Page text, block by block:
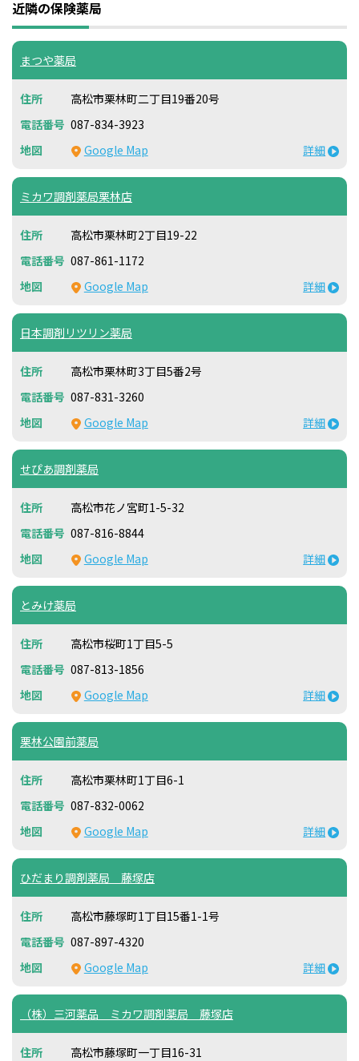
近隣の保険薬局
まつや薬局
高松市栗林町二丁目19番20号
087-834-3923
Google Map
詳細
ミカワ調剤薬局栗林店
高松市栗林町2丁目19-22
087-861-1172
Google Map
詳細
日本調剤リツリン薬局
高松市栗林町3丁目5番2号
087-831-3260
Google Map
詳細
せぴあ調剤薬局
高松市花ノ宮町1-5-32
087-816-8844
Google Map
詳細
とみけ薬局
高松市桜町1丁目5-5
087-813-1856
Google Map
詳細
栗林公園前薬局
高松市栗林町1丁目6-1
087-832-0062
Google Map
詳細
ひだまり調剤薬局 藤塚店
高松市藤塚町1丁目15番1-1号
087-897-4320
Google Map
詳細
（株）三河薬品 ミカワ調剤薬局 藤塚店
高松市藤塚町一丁目16-31